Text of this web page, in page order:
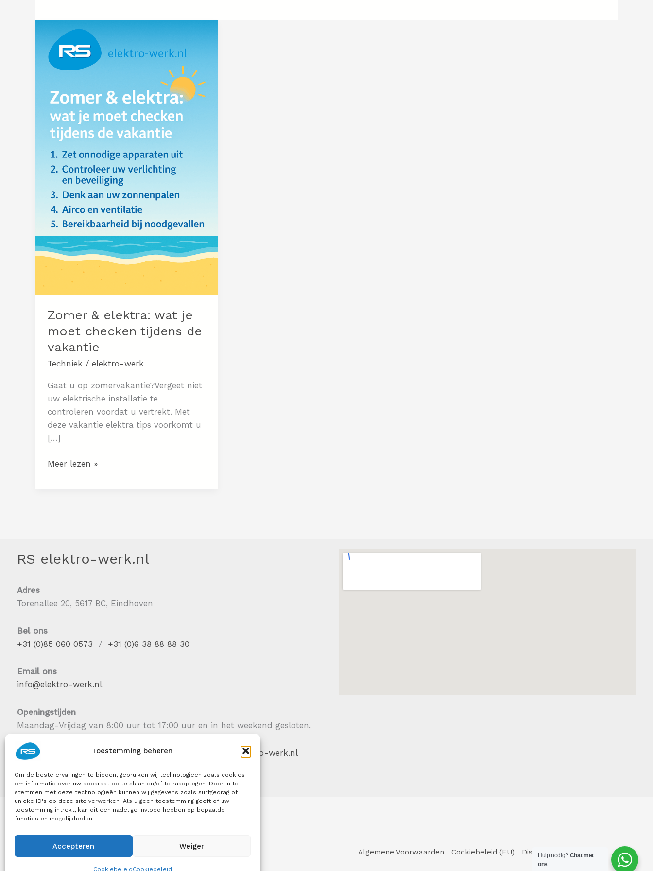
Toestemming beheren
Om de beste ervaringen te bieden, gebruiken wij technologieën zoals cookies
om informatie over uw apparaat op te slaan en/of te raadplegen. Door in te
stemmen met deze technologieën kunnen wij gegevens zoals surfgedrag of
unieke ID's op deze site verwerken. Als u geen toestemming geeft of uw
toestemming intrekt, kan dit een nadelige invloed hebben op bepaalde
functies en mogelijkheden.
Accepteren Weiger
CookiebeleidCookiebeleid
Zomer & elektra: wat je
moet checken tijdens de
vakantie
Techniek / elektro-werk
Gaat u op zomervakantie?Vergeet niet
uw elektrische installatie te
controleren voordat u vertrekt. Met
deze vakantie elektra tips voorkomt u
[…]
Zomer
tijdens
Meer lezen »
RS elektro-werk.nl
Adres
Torenallee 20, 5617 BC, Eindhoven
Bel ons
+31 (0)85 060 0573 / +31 (0)6 38 88 88 30
Email ons
info@elektro-werk.nl
Openingstijden
Maandag-Vrijdag van 8:00 uur tot 17:00 uur en in het weekend gesloten.
RS Installatie-groep B.V.| RS Elektra Holding B.V. | RS elektro-werk.nl
Copyright© Powered by Studio Elsendoorn Webdesign Algemene Voorwaarden Cookiebeleid (EU) Disclaimer EN
Hulp nodig? Chat met
ons